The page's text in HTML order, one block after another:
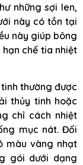
những sợi len,
này có tồn tại
này giúp bông
chế tia nhiệt
thường được
thủy tinh hoặc
chỉ cách nhiệt
mục nát. Đối
màu vàng nhạt
gói dưới dạng